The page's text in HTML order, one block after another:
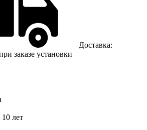
Доставка:
заказе установки
лет